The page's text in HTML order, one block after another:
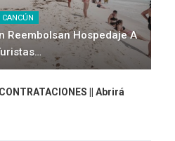
CANCÚN
Reembolsan Hospedaje A
|| Abrirá